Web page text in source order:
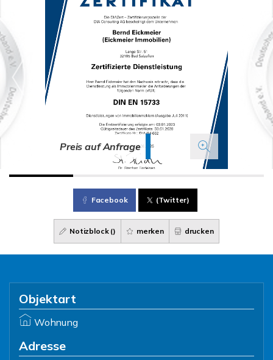
Preis auf Anfrage
Facebook (Twitter)
Notizblock () merken drucken
Objektart
Wohnung
Adresse